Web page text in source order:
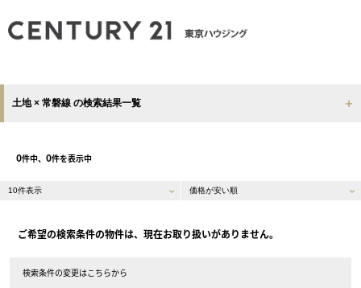
土地 × 常磐線 の検索結果一覧
0件中、 0件を表示中
ご希望の検索条件の物件は、現在お取り扱いがありません。
検索条件の変更はこちらから